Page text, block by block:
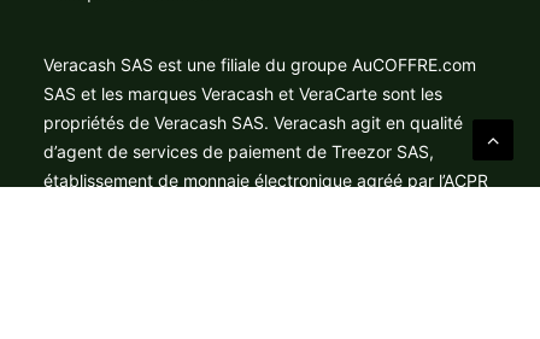
Veracash SAS est une filiale du groupe AuCOFFRE.com
SAS et les marques Veracash et VeraCarte sont les
propriétés de Veracash SAS. Veracash agit en qualité
d’agent de services de paiement de Treezor SAS,
établissement de monnaie électronique agréé par l’ACPR